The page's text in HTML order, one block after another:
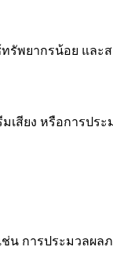
รัพยากรน้อย และ
รีมเสียง หรือการป
ช่น การประมว